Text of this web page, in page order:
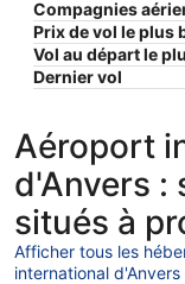
Fuseau horaire :
Europe/Brussels
Compagnies
Prix ​​de vol le plus
Vol au départ le
Dernier vol
Aéroport
d'Anvers :
situés à
Afficher tous les
international d'Anvers